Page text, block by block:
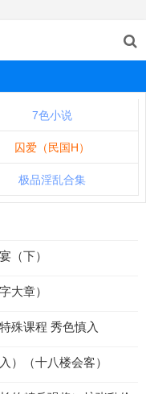
7色小说
囚爱（民国H）
极品淫乱合集
（下）
大章）
殊课程 秀色慎入
）（十八楼会客）